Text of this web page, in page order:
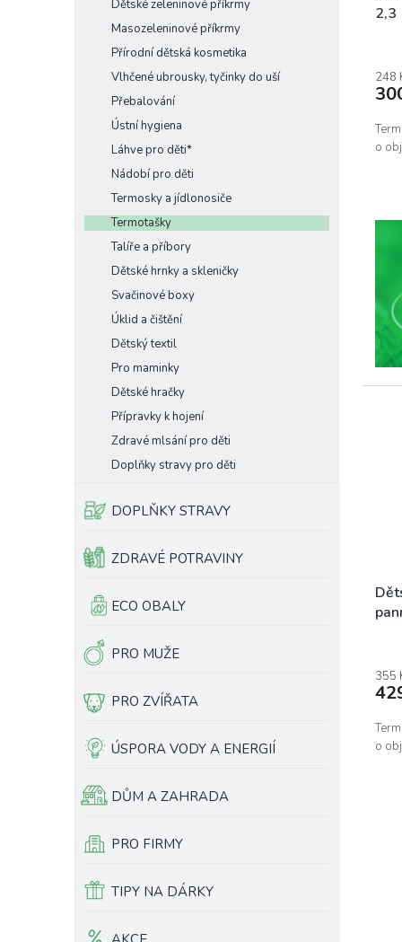
Dětské zeleninové příkrmy
Masozeleninové příkrmy
Přírodní dětská kosmetika
Vlhčené ubrousky, tyčinky do uší
Přebalování
Ústní hygiena
Láhve pro děti*
Nádobí pro děti
Termosky a jídlonosiče
Termotašky
Talíře a příbory
Dětské hrnky a skleničky
Svačinové boxy
Úklid a čištění
Dětský textil
Pro maminky
Dětské hračky
Přípravky k hojení
Zdravé mlsání pro děti
Doplňky stravy pro děti
DOPLŇKY STRAVY
ZDRAVÉ POTRAVINY
ECO OBALY
PRO MUŽE
PRO ZVÍŘATA
ÚSPORA VODY A ENERGIÍ
DŮM A ZAHRADA
PRO FIRMY
TIPY NA DÁRKY
t2,3
248
o
355
o